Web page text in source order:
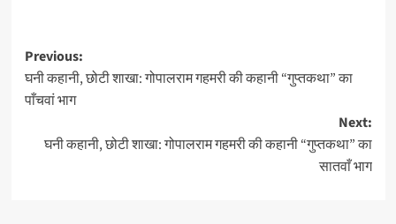
Post
navigation
Previous:
घनी कहानी, छोटी शाखा: गोपालराम गहमरी की कहानी “गुप्तकथा” का
पाँचवां भाग
Next:
घनी कहानी, छोटी शाखा: गोपालराम गहमरी की कहानी “गुप्तकथा” का
सातवाँ भाग